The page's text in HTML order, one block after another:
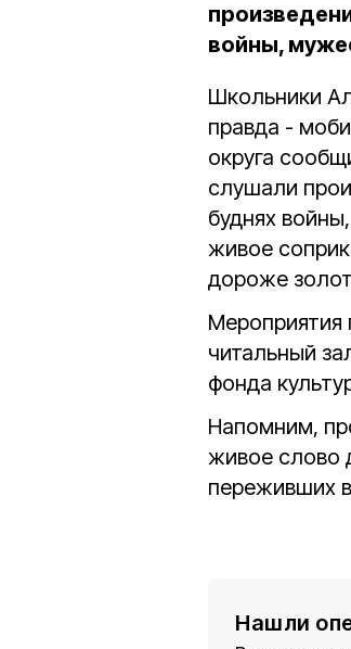
войны,
Школьники
правда -
округа
слушали
буднях
живое
дороже
читальный
фонда
Напомним,
живое слово
переживших
Нашли